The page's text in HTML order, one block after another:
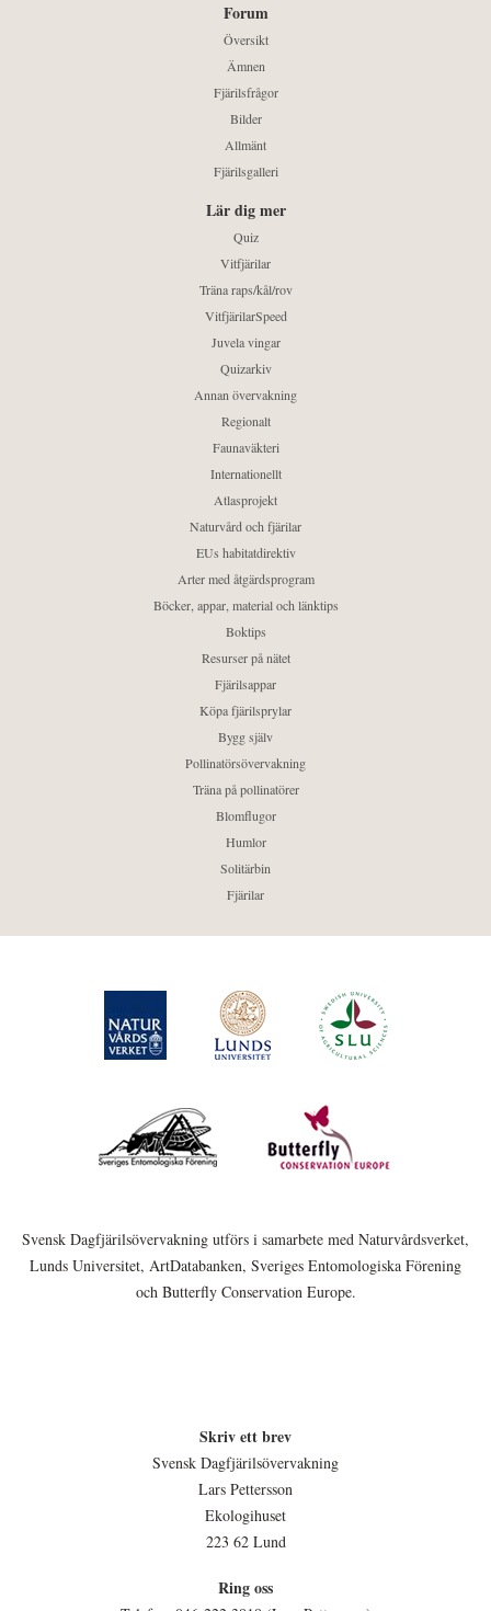
Forum
Översikt
Ämnen
Fjärilsfrågor
Bilder
Allmänt
Fjärilsgalleri
Lär dig mer
Quiz
Vitfjärilar
Träna raps/kål/rov
VitfjärilarSpeed
Juvela vingar
Quizarkiv
Annan övervakning
Regionalt
Faunaväkteri
Internationellt
Atlasprojekt
Naturvård och fjärilar
EUs habitatdirektiv
Arter med åtgärdsprogram
Böcker, appar, material och länktips
Boktips
Resurser på nätet
Fjärilsappar
Köpa fjärilsprylar
Bygg själv
Pollinatörsövervakning
Träna på pollinatörer
Blomflugor
Humlor
Solitärbin
Fjärilar
Svensk Dagfjärilsövervakning utförs i samarbete med Naturvårdsverket,
Lunds Universitet, ArtDatabanken, Sveriges Entomologiska Förening
och Butterfly Conservation Europe.
Skriv ett brev
Svensk Dagfjärilsövervakning
Lars Pettersson
Ekologihuset
223 62 Lund
Ring oss